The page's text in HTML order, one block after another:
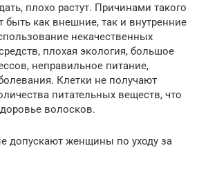
плохо растут. Причинами такого
быть как внешние, так и внутренние
некачественных
плохая экология, большое
неправильное питание,
Клетки не получают
питательных веществ, что
волосков.
допускают женщины по уходу за